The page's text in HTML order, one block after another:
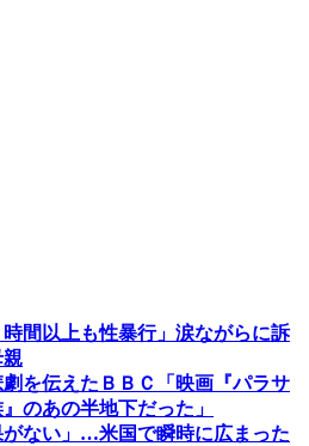
時間以上も性暴行」涙ながらに訴
親
を伝えたＢＢＣ「映画『パラサ
のあの半地下だった」
がない」…米国で瞬時に広まった